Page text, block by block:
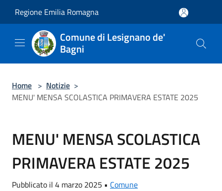
Regione Emilia Romagna
Comune di Lesignano de'
Bagni
Home > Notizie >
MENU' MENSA SCOLASTICA PRIMAVERA ESTATE 2025
MENU' MENSA SCOLASTICA
PRIMAVERA ESTATE 2025
Pubblicato il 4 marzo 2025 • Comune